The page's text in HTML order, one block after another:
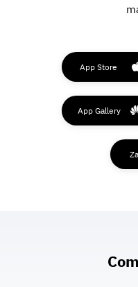
App Store
App Gallery